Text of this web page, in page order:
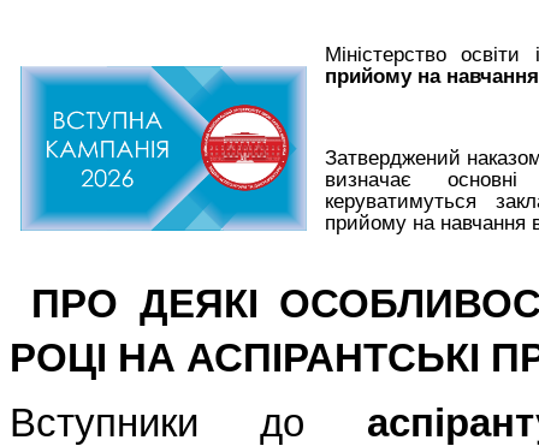
Міністерство
прийому на
Затверджений
визначає
керуватимуться
прийому на навчання
ПРО ДЕЯКІ
РОЦІ НА АСПІРАНТСЬКІ
Вступники до